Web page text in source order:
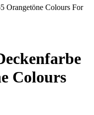
Colours